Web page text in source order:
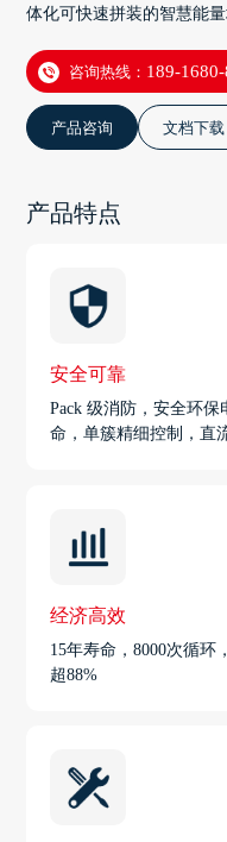
体化可快速拼装的智慧能
咨询热线： 189-
产品咨询 文档下载
产品特点
安全可靠
Pack 级消防，安全环
命，单簇精细控制，直
经济高效
15年寿命，8000次循环
超88%